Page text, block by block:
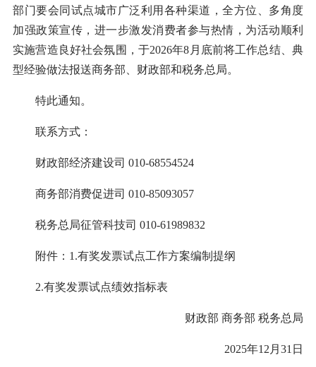
部门要会同试点城市广泛利用各种渠道，全方位、多角度
加强政策宣传，进一步激发消费者参与热情，为活动顺利
实施营造良好社会氛围，于2026年8月底前将工作总结、典
型经验做法报送商务部、财政部和税务总局。
特此通知。
联系方式：
财政部经济建设司 010-68554524
商务部消费促进司 010-85093057
税务总局征管科技司 010-61989832
附件：1.有奖发票试点工作方案编制提纲
2.有奖发票试点绩效指标表
财政部 商务部 税务总局
2025年12月31日